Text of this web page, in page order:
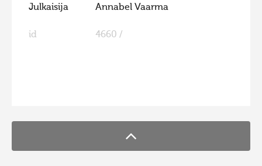
Julkaisija Annabel Vaarma
id 4660 /